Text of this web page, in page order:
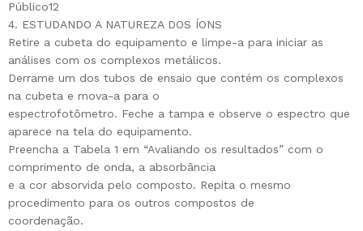
Público12
4. ESTUDANDO A NATUREZA DOS ÍONS
Retire a cubeta do equipamento e limpe-a para iniciar as
análises com os complexos metálicos.
Derrame um dos tubos de ensaio que contém os complexos
na cubeta e mova-a para o
espectrofotômetro. Feche a tampa e observe o espectro que
aparece na tela do equipamento.
Preencha a Tabela 1 em “Avaliando os resultados” com o
comprimento de onda, a absorbância
e a cor absorvida pelo composto. Repita o mesmo
procedimento para os outros compostos de
coordenação.